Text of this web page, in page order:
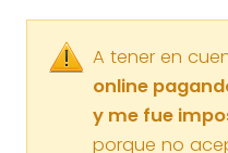
A tener en
online
y me fue
porque no